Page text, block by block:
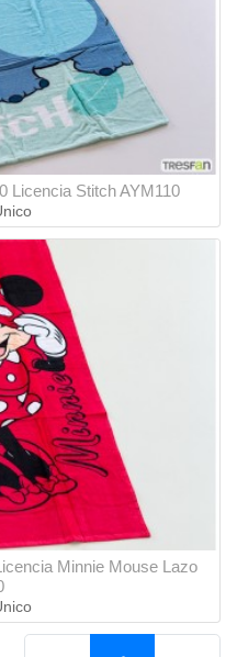
Licencia Stitch AYM110
Minnie Mouse Lazo